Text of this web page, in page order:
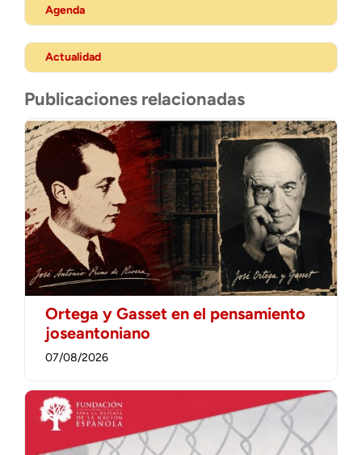
Agenda
Actualidad
Publicaciones relacionadas
Ortega y Gasset en el pensamiento
joseantoniano
07/08/2026